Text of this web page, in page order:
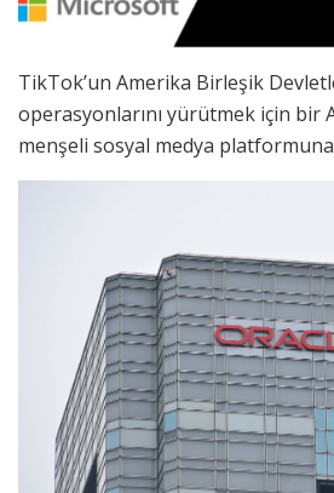
TikTok’un Amerika Birleşik
operasyonlarını yürütmek için bir
menşeli sosyal medya